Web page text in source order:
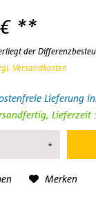
**
der
Versandkosten
Lieferung
Lieferzeit
Merken